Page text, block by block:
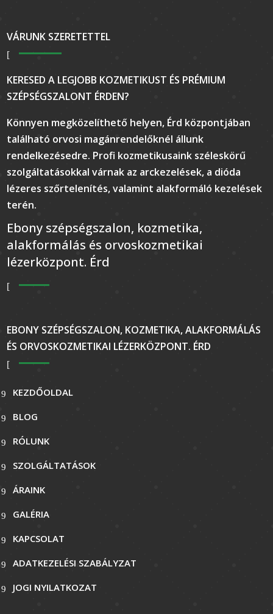
VÁRUNK SZERETETTEL
KERESED A LEGJOBB KOZMETIKUST ÉS PRÉMIUM
SZÉPSÉGSZALONT ÉRDEN?
Könnyen megközelíthető helyen, Érd központjában
található orvosi magánrendelőknél állunk
rendelkezésedre. Profi kozmetikusaink széleskörű
szolgáltatásokkal várnak az arckezelések, a dióda
lézeres szőrtelenítés, valamint alakformáló kezelések
terén.
Ebony szépségszalon, kozmetika,
alakformálás és orvoskozmetikai
lézerközpont. Érd
EBONY SZÉPSÉGSZALON, KOZMETIKA, ALAKFORMÁLÁS
ÉS ORVOSKOZMETIKAI LÉZERKÖZPONT. ÉRD
KEZDŐOLDAL
BLOG
RÓLUNK
SZOLGÁLTATÁSOK
ÁRAINK
GALÉRIA
KAPCSOLAT
ADATKEZELÉSI SZABÁLYZAT
JOGI NYILATKOZAT